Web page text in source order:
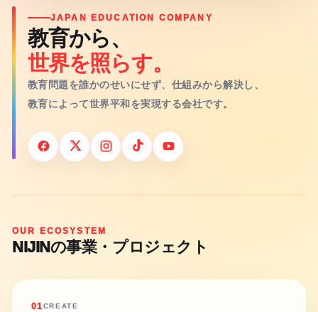
JAPAN EDUCATION COMPANY
教育から、
世界を照らす。
教育問題を誰かのせいにせず、仕組みから解決し、
教育によって世界平和を実現する会社です。
OUR ECOSYSTEM
NIJINの事業・プロジェクト
01CREATE